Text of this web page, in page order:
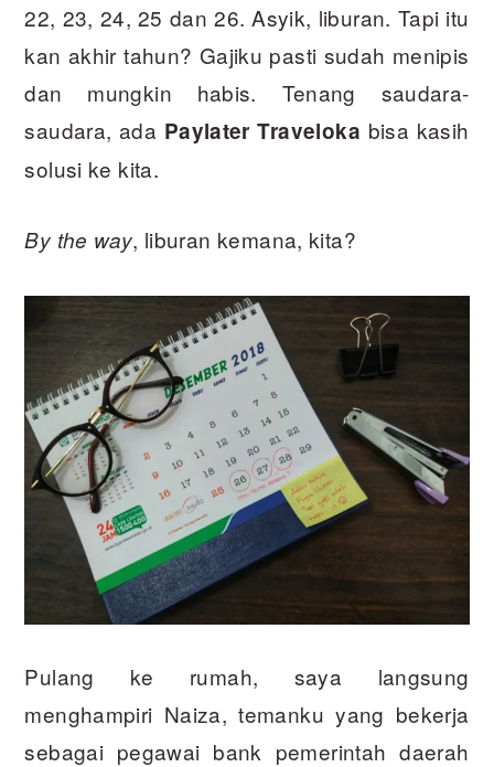
22, 23, 24, 25 dan 26. Asyik, liburan. Tapi itu
kan akhir tahun? Gajiku pasti sudah menipis
dan mungkin habis. Tenang saudara-
saudara, ada Paylater Traveloka bisa kasih
solusi ke kita.
By the way, liburan kemana, kita?
Pulang ke rumah, saya langsung
menghampiri Naiza, temanku yang bekerja
sebagai pegawai bank pemerintah daerah